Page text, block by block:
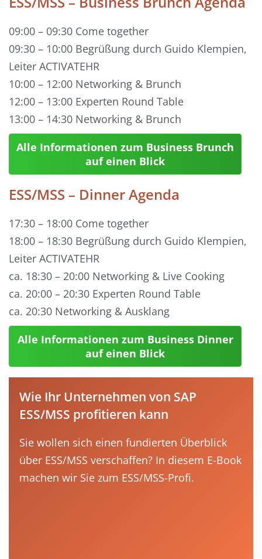
09:00 – 09:30 Come together
09:30 – 10:00 Begrüßung durch Guido Klempien,
Leiter ACTIVATEHR
10:00 – 12:00 Networking & Brunch
12:00 – 13:00 Experten Round Table
13:00 – 14:30 Networking & Brunch
Alle Informationen zum Business Brunch
auf einen Blick
ESS/MSS – Dinner Agenda
17:30 – 18:00 Come together
18:00 – 18:30 Begrüßung durch Guido Klempien,
Leiter ACTIVATEHR
ca. 18:30 – 20:00 Networking & Live Cooking
ca. 20:00 – 20:30 Experten Round Table
ca. 20:30 Networking & Ausklang
Alle Informationen zum Business Dinner
auf einen Blick
Wie Ihr Unternehmen von SAP
ESS/MSS profitieren kann
Sie wollen sich einen fundierten Überblick
über ESS/MSS verschaffen? In diesem E-Book
machen wir Sie zum ESS/MSS-Profi.